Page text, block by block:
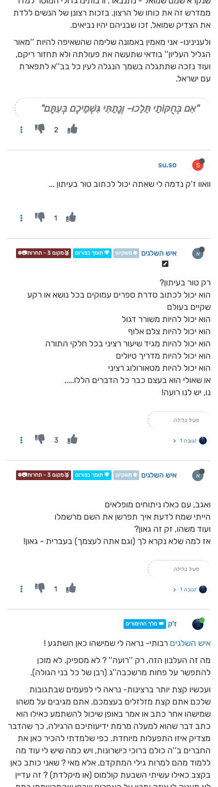
ממדרש זה את כוחו של הרצון. בזכות רצונן של הנשים ללדת
את הצדיק שמואל, זכו שבניהם יהיו נביאים.
ולענינינו- אני מאמין באמונה שלימה שהשאיפה להיות ''מאור
הגליל העליון'' בודאי שתעשה את פעולתה ולא תחזור ריקם,
ועוד נזכה שתתגלה בשמך הנגלה לעין כל בב''א לתפארת
עם ישראל.
"אִם בְּחֻקּוֹתַי תֵּלֵכוּ- וְנָתַתִּי גִּשְׁמֵיכֶם בְּעִתָּם"
2
S
su.so
וואוו ז'ק נדמה לי שאתה יכול לכתוב טור בעיתון ...
1
א איש השלגים ❄️ משקיען 💖 תומך בפורום 🥉מקום 3 - תחרות📷❄️
רק טור בעיתון?
הוא יכול לכתוב סדרת ספרים עמוקים בכל נושא או רקע
שקיים בעולם
הוא יכול להיות משורר דגול
הוא יכול להיות צלם אלוף
הוא יכול להיות מגיד שיעור רציני בכל חלקי התורה
הוא יכול להיות מדריך טיולים
הוא יכול להיות מטאורולוג רציני
או שאולי הוא בעצם כבר כל הדברים הללו.....
נו, יש לנו רועה!
פעיל בלילה
תגובה 1 3
א איש השלגים ❄️ משקיען 💖 תומך בפורום 🥉מקום 3 - תחרות📷❄️
ואגב, עם כאלו ניתוחים מופלאים
הייתי שמח לדעת איך תפרשן את השם מרשמלו
ועוד משהו, זק זה גאון?
אז למה שלא נקרא לך (וגם אתה לעצמך) בעברית - גאון!
פעיל בלילה
תגובה 1 1
ז'ק 👑 מלך ההימורים
איש השלגים רבותי- נראה לי שמישהו כאן השתגע !
מה זה העלבון הזה, רק ''רועה'' ? לא מספיק. לא מוכן
להתפשר על פחות מרשכבה''ג (רבן של כל בני הגולה).
ועכשיו קצת יותר ברצינות- נראה לי לפעמים שבתגובות
שלכם אתם קצת מזלזלים בעצמכם. אתם מגיבים על משהו
שמישהו אחר כתב או אמר באופן שיכול להשתמע כאילו הוא
כתב דבר שהוא למעלה מרמת ידיעותיכם הרגילה, כך שהדבר
מצדיק איזו התפעלות מיוחדת. כפי שלמדתי להכיר כאן את
החברים ב''ה כולם ברוכי כישרונות, ויש כמה שיש לי עוד מה
ללמוד מהם למרות גילי המתקדם. אלא מאי ? שאני כותב כאן
בקצב כאילו עשיתי השבעת קולמוס (או מיקלדת) ? זה עדיין